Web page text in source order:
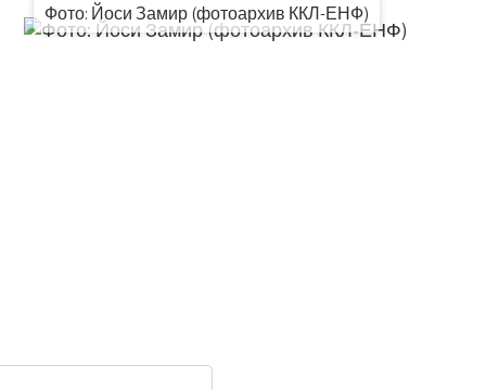
Фото: Йоси Замир (фотоархив ККЛ-ЕНФ)